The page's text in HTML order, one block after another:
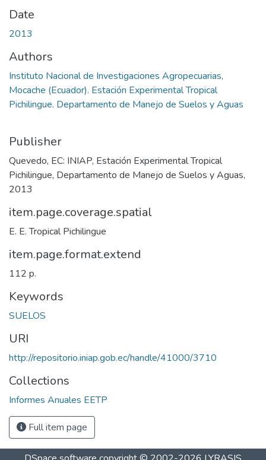
Date
2013
Authors
Instituto Nacional de Investigaciones Agropecuarias,
Mocache (Ecuador). Estación Experimental Tropical
Pichilingue. Departamento de Manejo de Suelos y Aguas
Publisher
Quevedo, EC: INIAP, Estación Experimental Tropical
Pichilingue, Departamento de Manejo de Suelos y Aguas,
2013
item.page.coverage.spatial
E. E. Tropical Pichilingue
item.page.format.extend
112 p.
Keywords
SUELOS
URI
http://repositorio.iniap.gob.ec/handle/41000/3710
Collections
Informes Anuales EETP
Full item page